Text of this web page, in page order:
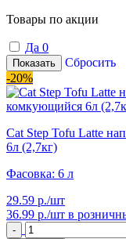
Товары по акции
Да 0
Показать
Сбросить
-20%
Cat Step Tofu Latte
6л (2,7кг)
Фасовка: 6 л
29.59 р./шт
36.99 р./шт в
-